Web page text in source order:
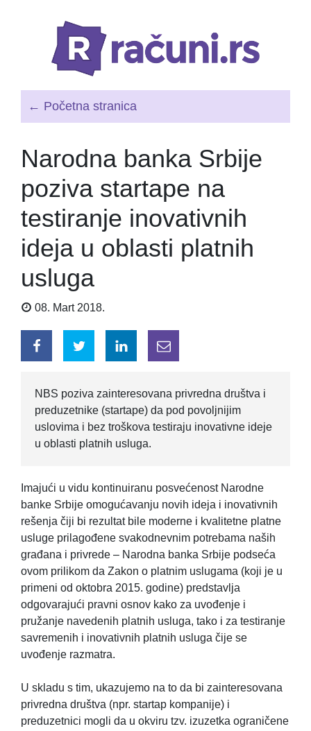
← Početna stranica
Narodna banka Srbije
poziva startape na
testiranje inovativnih
ideja u oblasti platnih
usluga
08. Mart 2018.
NBS poziva zainteresovana privredna društva i
preduzetnike (startape) da pod povoljnijim
uslovima i bez troškova testiraju inovativne ideje
u oblasti platnih usluga.
Imajući u vidu kontinuiranu posvećenost Narodne
banke Srbije omogućavanju novih ideja i inovativnih
rešenja čiji bi rezultat bile moderne i kvalitetne platne
usluge prilagođene svakodnevnim potrebama naših
građana i privrede – Narodna banka Srbije podseća
ovom prilikom da Zakon o platnim uslugama (koji je u
primeni od oktobra 2015. godine) predstavlja
odgovarajući pravni osnov kako za uvođenje i
pružanje navedenih platnih usluga, tako i za testiranje
savremenih i inovativnih platnih usluga čije se
uvođenje razmatra.
U skladu s tim, ukazujemo na to da bi zainteresovana
privredna društva (npr. startap kompanije) i
preduzetnici mogli da u okviru tzv. izuzetka ograničene